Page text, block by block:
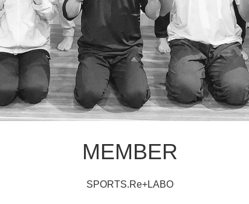
MEMBER
SPORTS.Re+LABO